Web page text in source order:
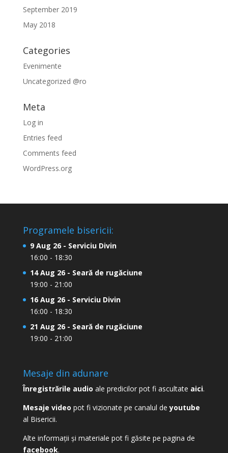
September 2019
May 2018
Categories
Evenimente
Uncategorized @ro
Meta
Log in
Entries feed
Comments feed
WordPress.org
Programele bisericii:
9 Aug 26 - Serviciu Divin
16:00 - 18:30
14 Aug 26 - Seară de rugăciune
19:00 - 21:00
16 Aug 26 - Serviciu Divin
16:00 - 18:30
21 Aug 26 - Seară de rugăciune
19:00 - 21:00
Mesaje din adunare
Înregistrările audio ale predicilor pot fi ascultate aici.
Mesaje video pot fi vizionate pe canalul deyoutube
al Bisericii.
Alte informații și materiale pot fi găsite pe pagina de
facebook.